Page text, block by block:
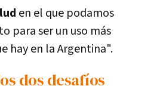
en el que podamos
para ser un uso más
hay en la Argentina".